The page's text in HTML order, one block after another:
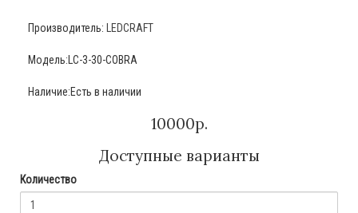
Производитель: LEDCRAFT
Модель:LC-3-30-COBRA
Наличие:Есть в наличии
10000р.
Доступные варианты
Количество